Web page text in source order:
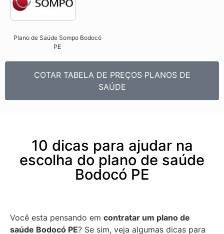
Plano de Saúde Sompo Bodocó
PE​
COTAR TABELA DE PREÇOS PLANOS DE
SAÚDE
10 dicas para ajudar na
escolha do plano de saúde
Bodocó PE
Você esta pensando em contratar um plano de
saúde Bodocó PE? Se sim, veja algumas dicas para